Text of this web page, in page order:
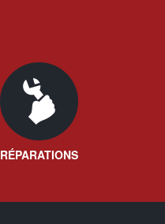
RÉPARATIONS